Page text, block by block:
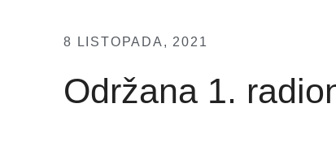
8 LISTOPADA, 2021
Održana 1.